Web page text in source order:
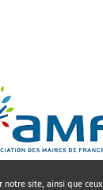
notre site, ainsi que ceux